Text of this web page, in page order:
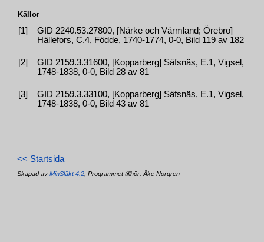
Källor
[1]
GID 2240.53.27800, [Närke och Värmland; Örebro]
Hällefors, C.4, Födde, 1740-1774, 0-0, Bild 119 av 182
[2]
GID 2159.3.31600, [Kopparberg] Säfsnäs, E.1, Vigsel,
1748-1838, 0-0, Bild 28 av 81
[3]
GID 2159.3.33100, [Kopparberg] Säfsnäs, E.1, Vigsel,
1748-1838, 0-0, Bild 43 av 81
<< Startsida
Skapad avMinSläkt 4.2 , Programmet tillhör: Åke Norgren